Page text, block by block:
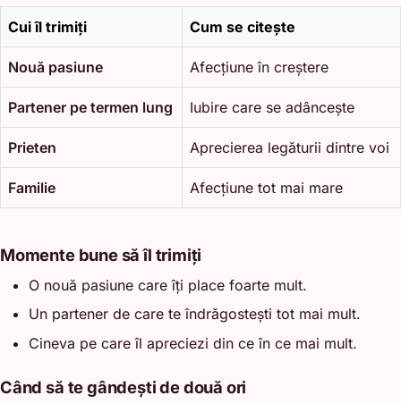
Cui îl trimiți Cum se citește
Nouă pasiune Afecțiune în creștere
Partener pe termen lung Iubire care se adâncește
Prieten Aprecierea legăturii dintre voi
Familie Afecțiune tot mai mare
Momente bune să îl trimiți
O nouă pasiune care îți place foarte mult.
Un partener de care te îndrăgostești tot mai mult.
Cineva pe care îl apreciezi din ce în ce mai mult.
Când să te gândești de două ori